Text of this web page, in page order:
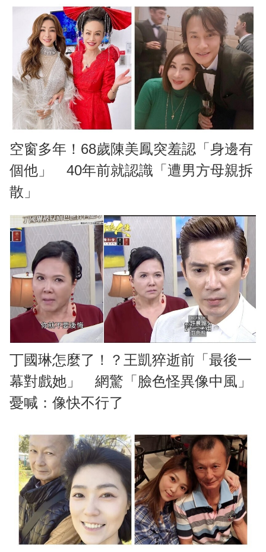
空窗多年！68歲陳美鳳突羞認「身邊有
個他」 40年前就認識「遭男方母親拆
散」
丁國琳怎麼了！？王凱猝逝前「最後一
幕對戲她」 網驚「臉色怪異像中風」
憂喊：像快不行了